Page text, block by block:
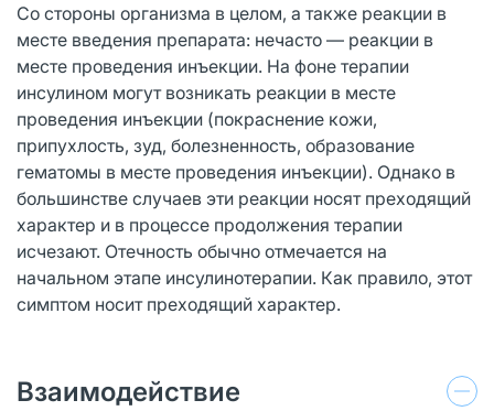
Со стороны организма в целом, а также реакции в
месте введения препарата: нечасто — реакции в
месте проведения инъекции. На фоне терапии
инсулином могут возникать реакции в месте
проведения инъекции (покраснение кожи,
припухлость, зуд, болезненность, образование
гематомы в месте проведения инъекции). Однако в
большинстве случаев эти реакции носят преходящий
характер и в процессе продолжения терапии
исчезают. Отечность обычно отмечается на
начальном этапе инсулинотерапии. Как правило, этот
симптом носит преходящий характер.
Взаимодействие